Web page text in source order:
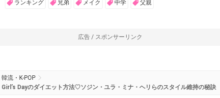
ランキング 兄弟 メイク 中学 父親
広告 / スポンサーリンク
韓流・K-POP
Girl’s Dayのダイエット方法♡ソジン・ユラ・ミナ・ヘリらのスタイル維持の秘訣